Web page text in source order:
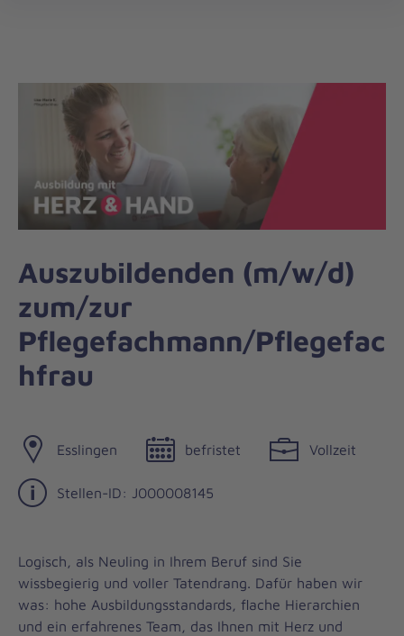
Liebe
zum
Leben
Auszubildenden (m/w/d)
zum/zur
Pflegefachmann/Pflegefac
hfrau
Esslingen befristet Vollzeit
Stellen-ID: J000008145
Logisch, als Neuling in Ihrem Beruf sind Sie
wissbegierig und voller Tatendrang. Dafür haben wir
was: hohe Ausbildungsstandards, flache Hierarchien
und ein erfahrenes Team, das Ihnen mit Herz und